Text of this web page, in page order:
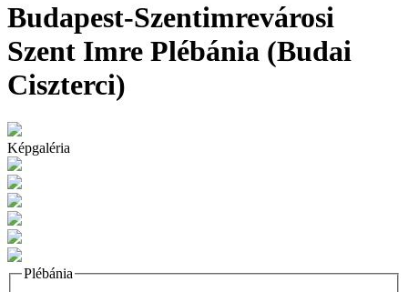
Budapest-Szentimrevárosi
Szent Imre Plébánia (Budai
Ciszterci)
Képgaléria
Plébánia